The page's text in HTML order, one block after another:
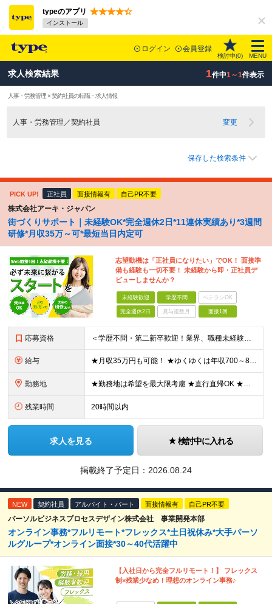
typeのアプリ
インストール
ログイン 会員登録
検討中(0) MENU
求人検索結果 1件中1～1件表示
人事・労務管理 × 契約社員の転職・求人情報
人事・労務管理／契約社員 変更
保存した検索条件
PICK UP! 正社員 面接情報有 自己PR不要
株式会社アーキ・ジャパン
街づくりサポート｜未経験OK*完全週休2日*11連休実績あり*3週間
研修*月収35万～可*最短当日内定可
志望動機は「正社員になりたい」でOK！ 面接準
備も経験も一切不要！ 未経験から即・正社員デ
ビューしませんか？
未経験歓迎 学歴不問 ベテランOK
完全週休2日 賞与複数月 面接1回
応募資格 ＜学歴不問・第二新卒歓迎！業界、職種未経験歓迎！20代～30代活躍中＞ ★35歳以下の方（若年層の長期キャリア形成を図るため） ★フリーター・正社員未経験・社会人未経験OK ★転職回数が多い方もぜひ
給与 ★月収35万円も可能！ ★ゆくゆくは年収700～800万円も！ ★手当が多数あり ・残業手当（100％）★1分単位で支給 ・資格手当（最大月6万円） ・結婚/出産祝金（最大3万円） 【首都圏・北関東
勤務地 ★勤務地は希望を最大限考慮 ★直行直帰OK ★車通勤のエリアもあり ★研修は、下記いずれかの研修センターで行います ・東京校（東京本社とアクセスは同様） ・大阪校（大阪府大阪市中央区道修町 2-1-1
残業時間 20時間以内
求人を見る 検討中に入れる
掲載終了予定日： 2026.08.24
NEW 契約社員 アルバイト・パート 面接情報有 自己PR不要
パーソルビジネスプロセスデザイン株式会社 事業開発本部
オンライン事務*フルリモート*フレックス*土日祝休み*大手パーソ
ルグループ*オンライン面接*30～40代活躍中
【入社日から完全フルリモート！】 フレックス
制×残業少なめ！理想のオンライン事務♪